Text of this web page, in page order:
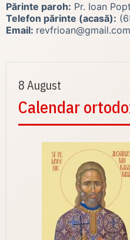
Părinte paroh: Pr. Ioan
Telefon părinte (acasă):
Email: revfrioan@gmail.com
8 August
Calendar